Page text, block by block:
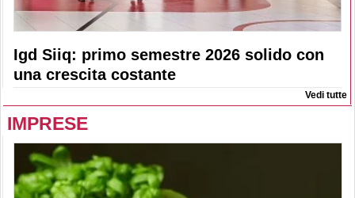
Igd Siiq: primo semestre 2026 solido con
una crescita costante
Vedi tutte
IMPRESE